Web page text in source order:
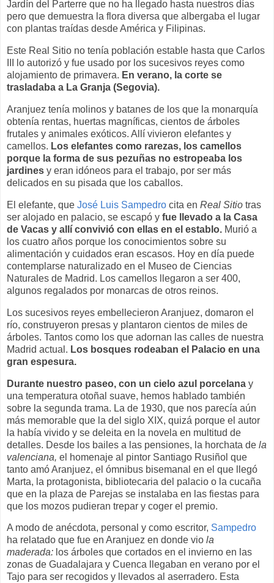
Jardín del Parterre que no ha llegado hasta nuestros días
pero que demuestra la flora diversa que albergaba el lugar
con plantas traídas desde América y Filipinas.
Este Real Sitio no tenía población estable hasta que Carlos
III lo autorizó y fue usado por los sucesivos reyes como
alojamiento de primavera. En verano, la corte se
trasladaba a La Granja (Segovia).
Aranjuez tenía molinos y batanes de los que la monarquía
obtenía rentas, huertas magníficas, cientos de árboles
frutales y animales exóticos. Allí vivieron elefantes y
camellos. Los elefantes como rarezas, los camellos
porque la forma de sus pezuñas no estropeaba los
jardines y eran idóneos para el trabajo, por ser más
delicados en su pisada que los caballos.
El elefante, que José Luis Sampedro cita en Real Sitio tras
ser alojado en palacio, se escapó y fue llevado a la Casa
de Vacas y allí convivió con ellas en el establo. Murió a
los cuatro años porque los conocimientos sobre su
alimentación y cuidados eran escasos. Hoy en día puede
contemplarse naturalizado en el Museo de Ciencias
Naturales de Madrid. Los camellos llegaron a ser 400,
algunos regalados por monarcas de otros reinos.
Los sucesivos reyes embellecieron Aranjuez, domaron el
río, construyeron presas y plantaron cientos de miles de
árboles. Tantos como los que adornan las calles de nuestra
Madrid actual. Los bosques rodeaban el Palacio en una
gran espesura.
Durante nuestro paseo, con un cielo azul porcelana y
una temperatura otoñal suave, hemos hablado también
sobre la segunda trama. La de 1930, que nos parecía aún
más memorable que la del siglo XIX, quizá porque el autor
la había vivido y se deleita en la novela en multitud de
detalles. Desde los bailes a las pensiones, la horchata de la
valenciana, el homenaje al pintor Santiago Rusiñol que
tanto amó Aranjuez, el ómnibus bisemanal en el que llegó
Marta, la protagonista, bibliotecaria del palacio o la cucaña
que en la plaza de Parejas se instalaba en las fiestas para
que los mozos pudieran trepar y coger el premio.
A modo de anécdota, personal y como escritor, Sampedro
ha relatado que fue en Aranjuez en donde vio la
maderada: los árboles que cortados en el invierno en las
zonas de Guadalajara y Cuenca llegaban en verano por el
Tajo para ser recogidos y llevados al aserradero. Esta